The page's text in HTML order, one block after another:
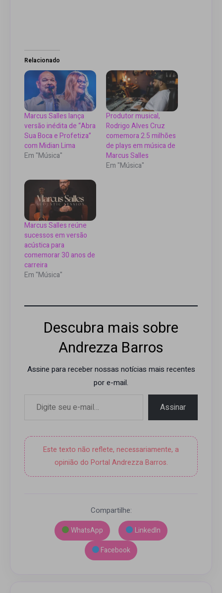
Relacionado
Marcus Salles lança
versão inédita de “Abra
Sua Boca e Profetiza”
com Midian Lima
Em "Música"
Produtor musical,
Rodrigo Alves Cruz
comemora 2.5 milhões
de plays em música de
Marcus Salles
Em "Música"
Marcus Salles reúne
sucessos em versão
acústica para
comemorar 30 anos de
carreira
Em "Música"
Descubra mais sobre
Andrezza Barros
Assine para receber nossas notícias mais recentes
por e-mail.
Assinar
Este texto não reflete, necessariamente, a
opinião do Portal Andrezza Barros.
Compartilhe:
WhatsApp
LinkedIn
Facebook